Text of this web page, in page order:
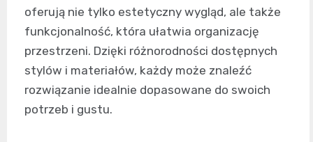
oferują nie tylko estetyczny wygląd, ale także
funkcjonalność, która ułatwia organizację
przestrzeni. Dzięki różnorodności dostępnych
stylów i materiałów, każdy może znaleźć
rozwiązanie idealnie dopasowane do swoich
potrzeb i gustu.